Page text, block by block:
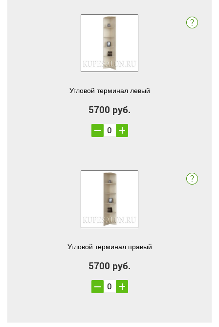
Угловой терминал левый
5700 руб.
Угловой терминал правый
5700 руб.